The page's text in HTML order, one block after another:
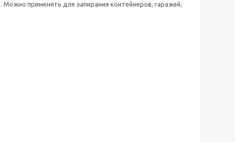
Можно применять для запирания контейнеров, гаражей,